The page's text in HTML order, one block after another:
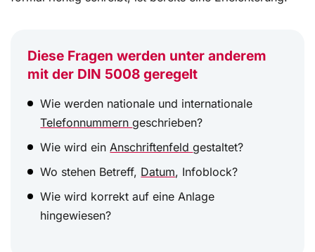
Diese Fragen werden unter anderem
mit der DIN 5008 geregelt
Wie werden nationale und internationale
Telefonnummerngeschrieben?
Wie wird ein Anschriftenfeldgestaltet?
Wo stehen Betreff, Datum, Infoblock?
Wie wird korrekt auf eine Anlage
hingewiesen?